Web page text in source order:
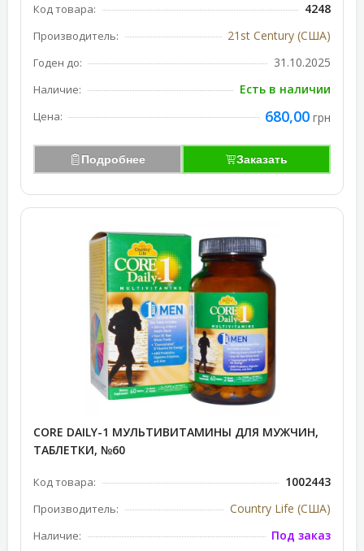
Код товара: 4248
Производитель: 21st Century (США)
Годен до: 31.10.2025
Наличие: Есть в наличии
Цена: 680,00 грн
Подробнее Заказать
CORE DAILY-1 МУЛЬТИВИТАМИНЫ ДЛЯ МУЖЧИН,
ТАБЛЕТКИ, №60
Код товара: 1002443
Производитель: Country Life (США)
Наличие: Под заказ